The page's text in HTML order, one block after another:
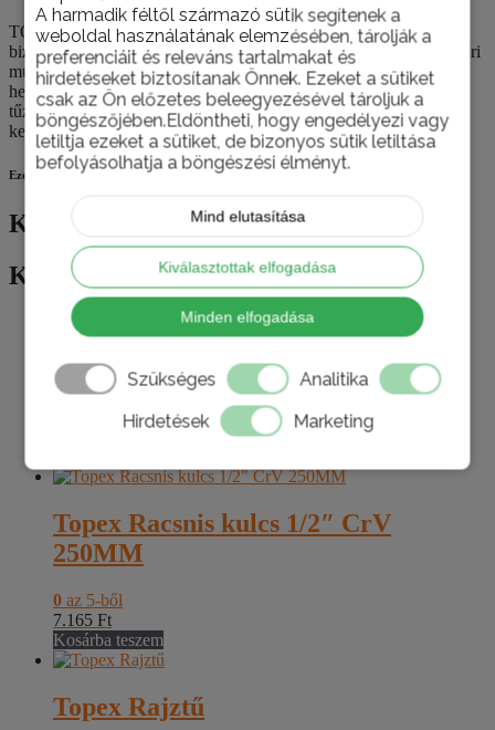
A harmadik féltől származó sütik segítenek a
weboldal használatának elemzésében, tárolják a
preferenciáit és releváns tartalmakat és
hirdetéseket biztosítanak Önnek. Ezeket a sütiket
csak az Ön előzetes beleegyezésével tároljuk a
böngészőjében.Eldöntheti, hogy engedélyezi vagy
letiltja ezeket a sütiket, de bizonyos sütik letiltása
befolyásolhatja a böngészési élményt.
Mind elutasítása
Kiválasztottak elfogadása
Minden elfogadása
Szükséges
Analitika
Hirdetések
Marketing
TOPEX tűzőkapocs, népszerű J típus, 1000 db. A tűzőkapcsok
biztos és tartós kötést biztosítanak. Leginkább kárpitos és dekoratőri
munkák során talál alkalmazásra. Galvanizáltak, keményített,
hegyezett végű tűzőkapcsok. Teljesítik a professzionális célú
tűzőkapcsokra vonatkozó leglényegesebb elvárásokat –
keménységben, tartósságban és hegyességben.
Ezek is érdekelhetik
Kapcsolódó termékek
Kapcsolódó termékek
Topex Csőfogó 2″ 34D703
Topex Racsnis kulcs 1/2″ CrV
250MM
0 az 5-ből
7.165 Ft
Kosárba teszem
Topex Rajztű